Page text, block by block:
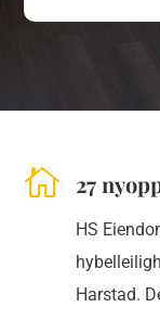
 27
HS
Harstad.